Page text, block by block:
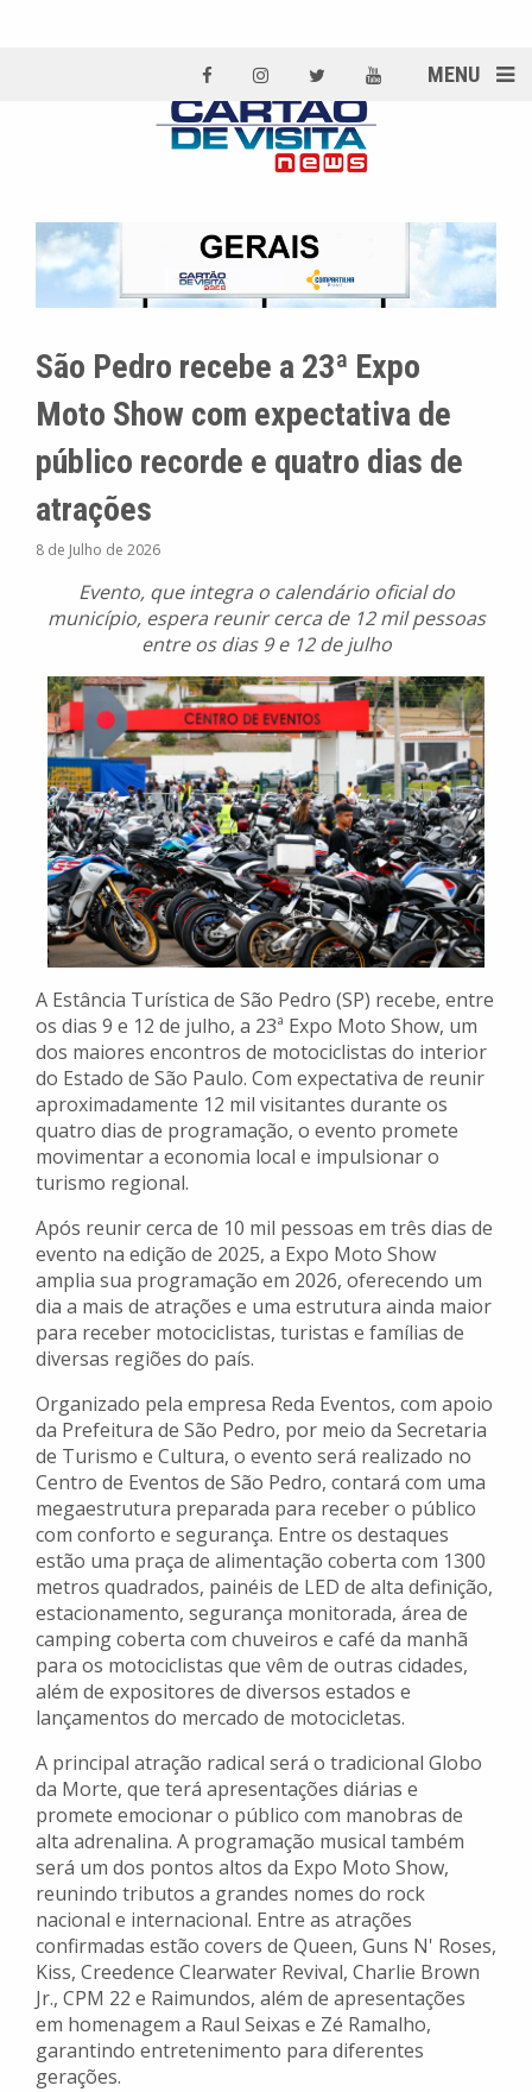
MENU
São Pedro recebe a 23ª Expo
Moto Show com expectativa de
público recorde e quatro dias de
atrações
8 de Julho de 2026
Evento, que integra o calendário oficial do
município, espera reunir cerca de 12 mil pessoas
entre os dias 9 e 12 de julho
A Estância Turística de São Pedro (SP) recebe, entre
os dias 9 e 12 de julho, a 23ª Expo Moto Show, um
dos maiores encontros de motociclistas do interior
do Estado de São Paulo. Com expectativa de reunir
aproximadamente 12 mil visitantes durante os
quatro dias de programação, o evento promete
movimentar a economia local e impulsionar o
turismo regional.
Após reunir cerca de 10 mil pessoas em três dias de
evento na edição de 2025, a Expo Moto Show
amplia sua programação em 2026, oferecendo um
dia a mais de atrações e uma estrutura ainda maior
para receber motociclistas, turistas e famílias de
diversas regiões do país.
Organizado pela empresa Reda Eventos, com apoio
da Prefeitura de São Pedro, por meio da Secretaria
de Turismo e Cultura, o evento será realizado no
Centro de Eventos de São Pedro, contará com uma
megaestrutura preparada para receber o público
com conforto e segurança. Entre os destaques
estão uma praça de alimentação coberta com 1300
metros quadrados, painéis de LED de alta definição,
estacionamento, segurança monitorada, área de
camping coberta com chuveiros e café da manhã
para os motociclistas que vêm de outras cidades,
além de expositores de diversos estados e
lançamentos do mercado de motocicletas.
A principal atração radical será o tradicional Globo
da Morte, que terá apresentações diárias e
promete emocionar o público com manobras de
alta adrenalina. A programação musical também
será um dos pontos altos da Expo Moto Show,
reunindo tributos a grandes nomes do rock
nacional e internacional. Entre as atrações
confirmadas estão covers de Queen, Guns N' Roses,
Kiss, Creedence Clearwater Revival, Charlie Brown
Jr., CPM 22 e Raimundos, além de apresentações
em homenagem a Raul Seixas e Zé Ramalho,
garantindo entretenimento para diferentes
gerações.